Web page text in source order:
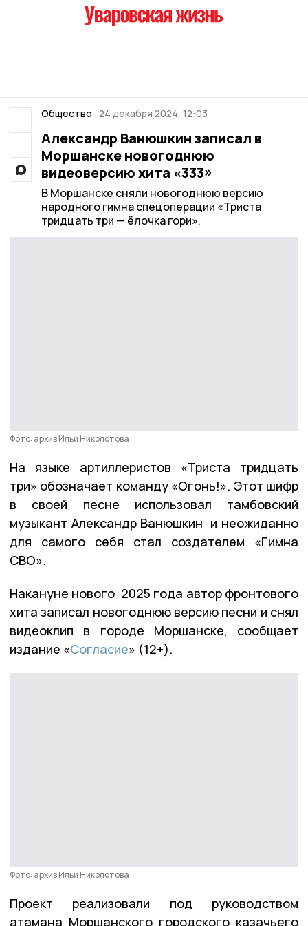
Общество 24 декабря 2024, 12:03
Александр Ванюшкин записал в
Моршанске новогоднюю
видеоверсию хита «333»
В Моршанске сняли новогоднюю версию
народного гимна спецоперации «Триста
тридцать три — ёлочка гори».
Фото: архив Ильи Николотова
На языке артиллеристов «Триста тридцать
три» обозначает команду «Огонь!». Этот шифр
в своей песне использовал тамбовский
музыкант Александр Ванюшкин и неожиданно
для самого себя стал создателем «Гимна
СВО».
Накануне нового 2025 года автор фронтового
хита записал новогоднюю версию песни и снял
видеоклип в городе Моршанске, сообщает
издание «Согласие» (12+).
Фото: архив Ильи Николотова
Проект реализовали под руководством
атамана Моршанского городского казачьего